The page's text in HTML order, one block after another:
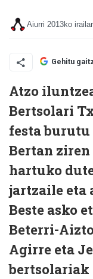
Aiurri 2013ko
Gehitu
Atzo
Bertsolari
festa burutu
Bertan
hartuko
jartzaile eta
Beste asko
Beterri-
Agirre eta
bertsolariak